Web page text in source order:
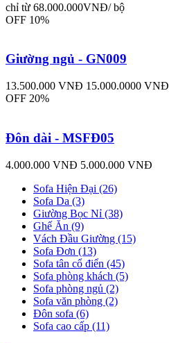
chỉ từ 68.000.000VNĐ/ bộ
OFF 10%
Giường ngủ - GN009
13.500.000 VNĐ 15.000.0000 VNĐ
OFF 20%
Đôn dài - MSFĐ05
4.000.000 VNĐ 5.000.000 VNĐ
Sofa Hiện Đại (26)
Sofa Da (3)
Giường Bọc Nỉ (38)
Ghế Ăn (9)
Vách Đầu Giường (15)
Sofa Đơn (13)
Sofa tân cổ điển (45)
Sofa phòng khách (5)
Sofa phòng ngủ (2)
Sofa văn phòng (2)
Đôn sofa (6)
Sofa cao cấp (11)